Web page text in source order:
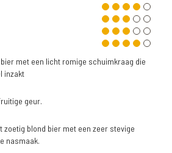
bier met een licht romige schuimkraag die
inzakt
geur.
zoetig blond bier met een zeer stevige
nasmaak.